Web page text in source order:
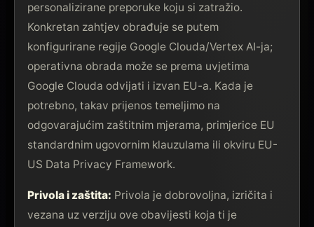
personalizirane preporuke koju si zatražio.
Konkretan zahtjev obrađuje se putem
konfigurirane regije Google Clouda/Vertex AI-ja;
operativna obrada može se prema uvjetima
Google Clouda odvijati i izvan EU-a. Kada je
potrebno, takav prijenos temeljimo na
odgovarajućim zaštitnim mjerama, primjerice EU
standardnim ugovornim klauzulama ili okviru EU-
US Data Privacy Framework.
Privola i zaštita: Privola je dobrovoljna, izričita i
vezana uz verziju ove obavijesti koja ti je